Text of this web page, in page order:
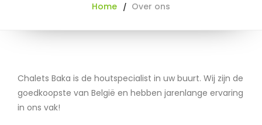
Home Over ons
Chalets Baka is de houtspecialist in uw buurt. Wij zijn de
goedkoopste van België en hebben jarenlange ervaring
in ons vak!